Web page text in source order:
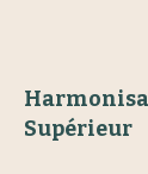
Supérieur